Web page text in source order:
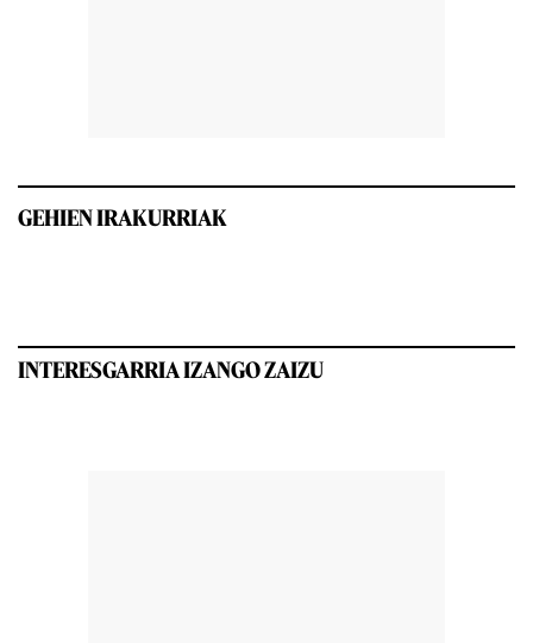
GEHIEN IRAKURRIAK
INTERESGARRIA IZANGO ZAIZU